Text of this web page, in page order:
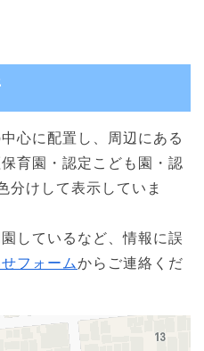
心に配置し、周辺にある
育園・認定こども園・認
分けして表示していま
しているなど、情報に誤
フォームからご連絡くだ